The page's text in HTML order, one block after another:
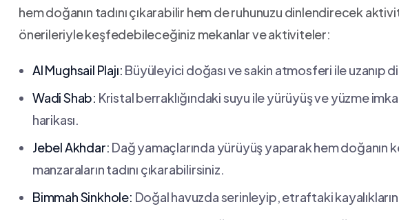
hem doğanın tadını çıkarabilir hem de ruhunuzu dinlendirecek
önerileriyle keşfedebileceğiniz mekanlar ‍ve aktiviteler:
Al Mughsail Plajı: Büyüleyici doğası ve sakin atmosferi ile uzanıp⁤
Wadi Shab: Kristal ⁢berraklığındaki ‌suyu ile yürüyüş ve yüzme
⁤harikası.
Jebel Akhdar: Dağ ⁢yamaçlarında yürüyüş yaparak⁢ hem doğanın
⁢manzaraların tadını çıkarabilirsiniz.
Bimmah Sinkhole: Doğal⁣ havuzda serinleyip, etraftaki